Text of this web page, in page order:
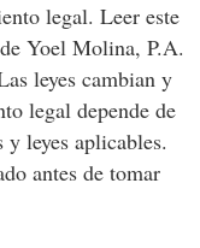
legal. Leer este
Yoel Molina, P.A.
leyes cambian y
legal depende de
y leyes aplicables.
antes de tomar